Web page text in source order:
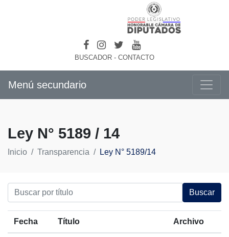
BUSCADOR - CONTACTO
Menú secundario
Ley N° 5189 / 14
Inicio Transparencia Ley N° 5189/14
Buscar
Fecha Título Archivo